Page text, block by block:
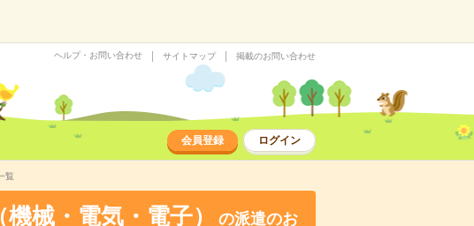
ヘルプ・お問い合わせ サイトマップ 掲載のお問い合わせ
会員登録 ログイン
覧
械・電気・電子）
の派遣のお